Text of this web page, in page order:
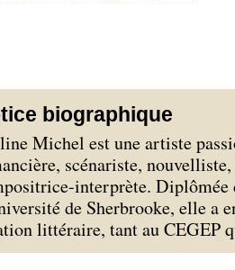
biographique
Michel est une artiste
scénariste,
interprète. Diplômée
de Sherbrooke, elle a
littéraire, tant au CEGEP